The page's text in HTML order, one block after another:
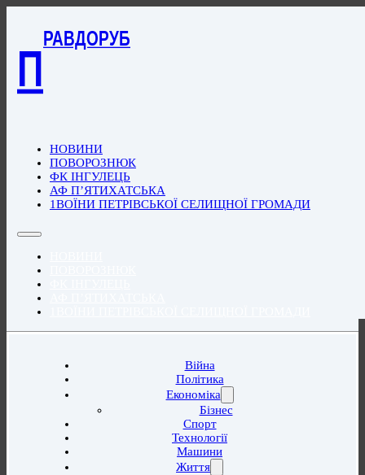
П
РАВДОРУБ
НОВИНИ
ПОВОРОЗНЮК
ФК ІНГУЛЕЦЬ
АФ П’ЯТИХАТСЬКА
1ВОЇНИ ПЕТРІВСЬКОЇ СЕЛИЩНОЇ ГРОМАДИ
Війна
Політика
Економіка
Бізнес
Спорт
Технології
Машини
Життя